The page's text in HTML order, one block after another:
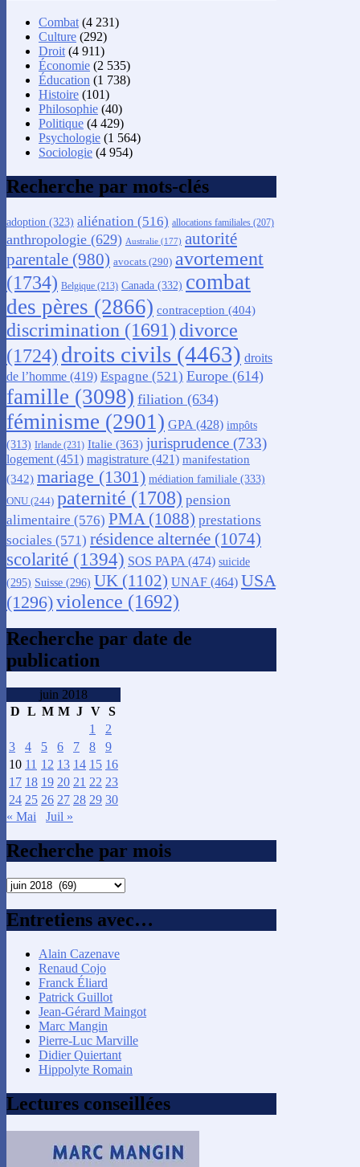
Combat (4 231)
Culture (292)
Droit (4 911)
Économie (2 535)
Éducation (1 738)
Histoire (101)
Philosophie (40)
Politique (4 429)
Psychologie (1 564)
Sociologie (4 954)
Recherche par mots-clés
adoption (323) aliénation (516) allocations familiales (207)
anthropologie (629) Australie (177) autorité
parentale (980) avocats (290) avortement
(1734) Belgique (213) Canada (332) combat
des pères (2866) contraception (404)
discrimination (1691) divorce
(1724) droits civils (4463) droits
de l’homme (419) Espagne (521) Europe (614)
famille (3098) filiation (634)
féminisme (2901) GPA (428) impôts
(313) Irlande (231) Italie (363) jurisprudence (733)
logement (451) magistrature (421) manifestation
(342) mariage (1301) médiation familiale (333)
ONU (244) paternité (1708) pension
alimentaire (576) PMA (1088) prestations
sociales (571) résidence alternée (1074)
scolarité (1394) SOS PAPA (474) suicide
(295) Suisse (296) UK (1102) UNAF (464) USA
(1296)violence (1692)
Recherche par date de
publication
juin 2018
D L M M J V S
1
2
3
4 5 6 7 8
9
10 11 12 13 14 15 16
17 18 19 20 21 22 23
24 25 26 27 28 29 30
« Mai
Juil »
Recherche par mois
Recherche
mois
Entretiens avec…
Alain Cazenave
Renaud Cojo
Franck Éliard
Patrick Guillot
Jean-Gérard Maingot
Marc Mangin
Pierre-Luc Marville
Didier Quiertant
Hippolyte Romain
Lectures conseillées